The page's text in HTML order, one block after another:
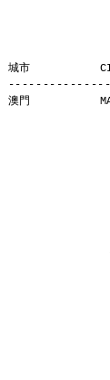
城市          CITY
澳門